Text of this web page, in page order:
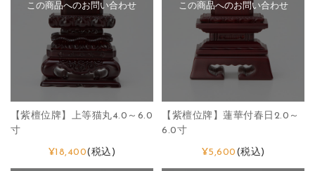
この商品へのお問い合わせ
【紫檀位牌】上等猫丸4.0～6.0
寸
¥18,400(税込)
この商品へのお問い合わせ
【紫檀位牌】蓮華付春日2.0～
6.0寸
¥5,600 (税込)